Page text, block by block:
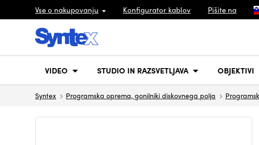
Vse o nakupovanju Konfigurator kablov Pišite na
VIDEO STUDIO IN RAZSVETLJAVA OBJEKTIVI
Syntex Programska oprema, gonilniki diskovnega polja